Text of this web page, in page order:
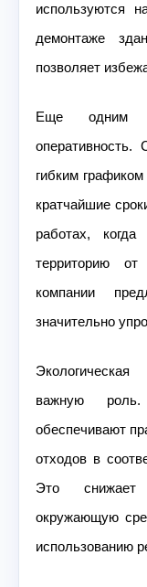
используются
демонтаже
позволяет
Еще одним
гибким
кратчайшие
работах,
территорию
компании
значительно
важную роль.
обеспечивают
отходов в
Это снижает
окружающую
использованию